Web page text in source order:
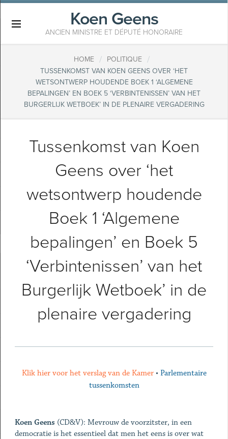
Koen Geens
ANCIEN MINISTRE ET DÉPUTÉ HONORAIRE
HOME / POLITIQUE /
TUSSENKOMST VAN KOEN GEENS OVER ‘HET
WETSONTWERP HOUDENDE BOEK 1 ‘ALGEMENE
BEPALINGEN’ EN BOEK 5 ‘VERBINTENISSEN’ VAN HET
BURGERLIJK WETBOEK’ IN DE PLENAIRE VERGADERING
Tussenkomst van Koen
Geens over ‘het
wetsontwerp houdende
Boek 1 ‘Algemene
bepalingen’ en Boek 5
‘Verbintenissen’ van het
Burgerlijk Wetboek’ in de
plenaire vergadering
Klik hier voor het verslag van de Kamer • Parlementaire
tussenkomsten
Koen Geens (CD&V): Mevrouw de voorzitster, in een
democratie is het essentieel dat men het eens is over wat